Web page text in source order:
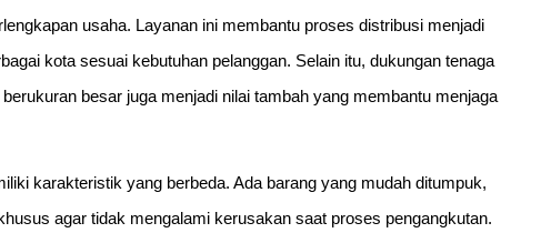
usaha. Layanan ini membantu proses distribusi menjadi
kota sesuai kebutuhan pelanggan. Selain itu, dukungan tenaga
besar juga menjadi nilai tambah yang membantu menjaga
karakteristik yang berbeda. Ada barang yang mudah ditumpuk,
agar tidak mengalami kerusakan saat proses pengangkutan.